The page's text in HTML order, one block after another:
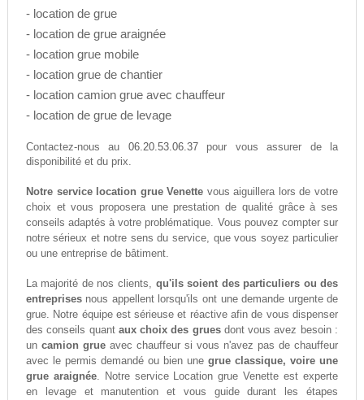
- location de grue
- location de grue araignée
- location grue mobile
- location grue de chantier
- location camion grue avec chauffeur
- location de grue de levage
Contactez-nous au 06.20.53.06.37pour vous assurer de la
disponibilité et du prix.
Notre service location grue Venette vous aiguillera lors de votre
choix et vous proposera une prestation de qualité grâce à ses
conseils adaptés à votre problématique. Vous pouvez compter sur
notre sérieux et notre sens du service, que vous soyez particulier
ou une entreprise de bâtiment.
La majorité de nos clients, qu'ils soient des particuliers ou des
entreprisesnous appellent lorsqu'ils ont une demande urgente de
grue. Notre équipe est sérieuse et réactive afin de vous dispenser
des conseils quant aux choix des gruesdont vous avez besoin :
un camion grueavec chauffeur si vous n'avez pas de chauffeur
avec le permis demandé ou bien unegrue classique, voire une
grue araignée. Notre service Location grue Venette est experte
en levage et manutention et vous guide durant les étapes